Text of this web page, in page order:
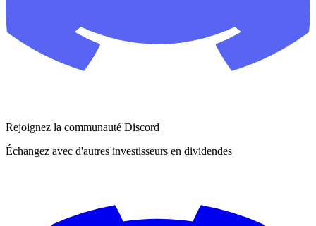
Rejoignez la communauté Discord
Échangez avec d'autres investisseurs en dividendes